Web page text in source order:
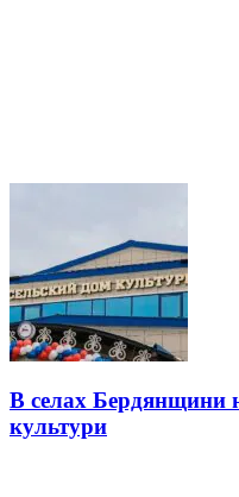
В селах Бердянщини
культури